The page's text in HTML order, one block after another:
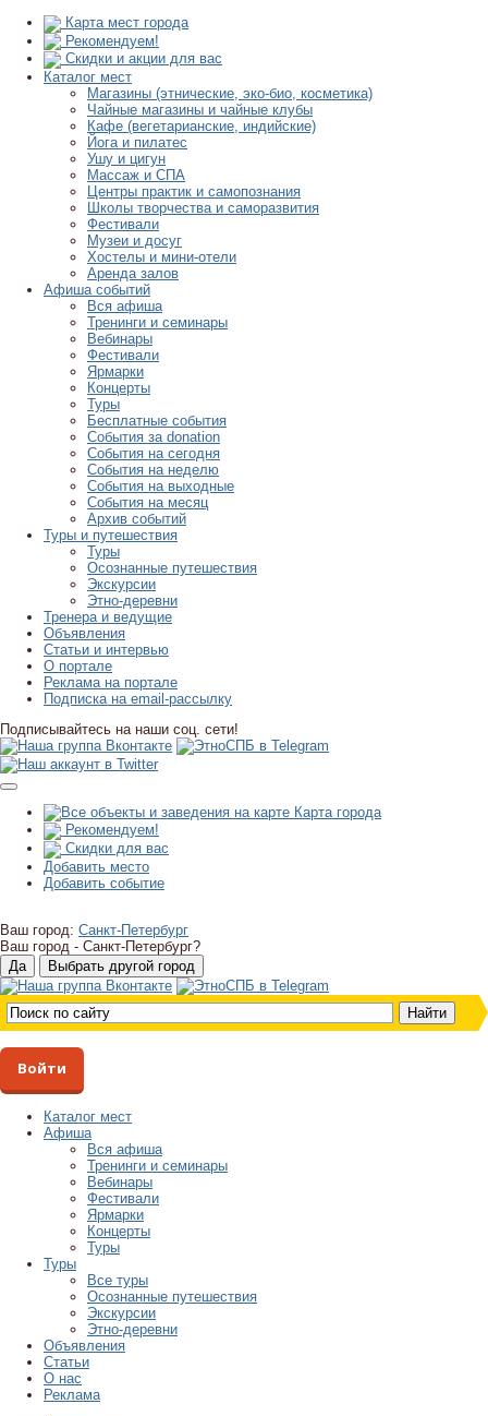
Карта мест города
Рекомендуем!
Скидки и акции для вас
Каталог мест
Магазины (этнические, эко-био, косметика)
Чайные магазины и чайные клубы
Кафе (вегетарианские, индийские)
Йога и пилатес
Ушу и цигун
Массаж и СПА
Центры практик и самопознания
Школы творчества и саморазвития
Фестивали
Музеи и досуг
Хостелы и мини-отели
Аренда залов
Афиша событий
Вся афиша
Тренинги и семинары
Вебинары
Фестивали
Ярмарки
Концерты
Туры
Бесплатные события
События за donation
События на сегодня
События на неделю
События на выходные
События на месяц
Архив событий
Туры и путешествия
Туры
Осознанные путешествия
Экскурсии
Этно-деревни
Тренера и ведущие
Объявления
Статьи и интервью
О портале
Реклама на портале
Подписка на email-рассылку
Подписывайтесь на наши соц. сети!
Карта города
Рекомендуем!
Скидки для вас
Добавить место
Добавить событие
Ваш город: Санкт-Петербург
Ваш город - Санкт-Петербург?
Войти
Каталог мест
Афиша
Вся афиша
Тренинги и семинары
Вебинары
Фестивали
Ярмарки
Концерты
Туры
Туры
Все туры
Осознанные путешествия
Экскурсии
Этно-деревни
Объявления
Статьи
О нас
Реклама